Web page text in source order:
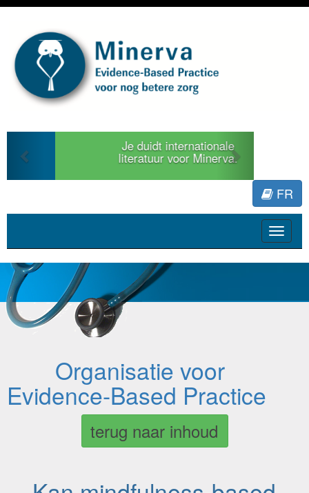
Je duidt internationale
literatuur voor Minerva.
FR
Toggle
Organisatie voor
Evidence-Based Practice
terug naar inhoud